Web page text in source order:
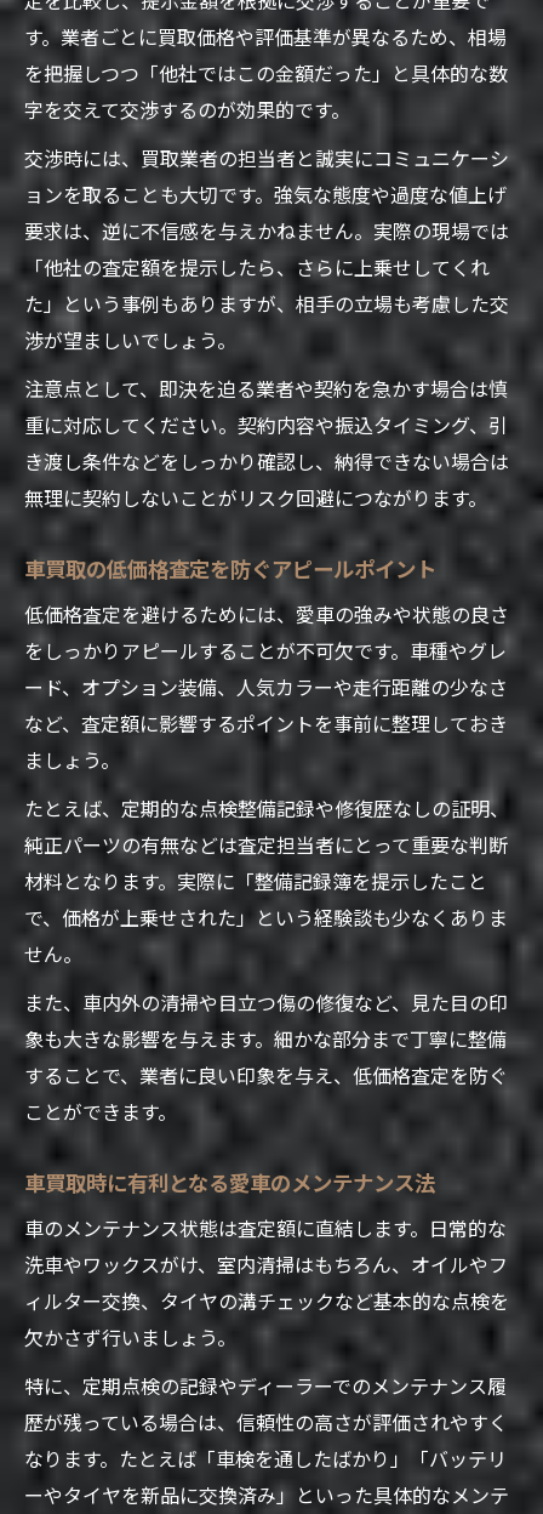
す。業者ごとに買取価格や評価基準が異なるため、相場
を把握しつつ「他社ではこの金額だった」と具体的な数
字を交えて交渉するのが効果的です。
交渉時には、買取業者の担当者と誠実にコミュニケーシ
ョンを取ることも大切です。強気な態度や過度な値上げ
要求は、逆に不信感を与えかねません。実際の現場では
「他社の査定額を提示したら、さらに上乗せしてくれ
た」という事例もありますが、相手の立場も考慮した交
渉が望ましいでしょう。
注意点として、即決を迫る業者や契約を急かす場合は慎
重に対応してください。契約内容や振込タイミング、引
き渡し条件などをしっかり確認し、納得できない場合は
無理に契約しないことがリスク回避につながります。
車買取の低価格査定を防ぐアピールポイント
低価格査定を避けるためには、愛車の強みや状態の良さ
をしっかりアピールすることが不可欠です。車種やグレ
ード、オプション装備、人気カラーや走行距離の少なさ
など、査定額に影響するポイントを事前に整理しておき
ましょう。
たとえば、定期的な点検整備記録や修復歴なしの証明、
純正パーツの有無などは査定担当者にとって重要な判断
材料となります。実際に「整備記録簿を提示したこと
で、価格が上乗せされた」という経験談も少なくありま
せん。
また、車内外の清掃や目立つ傷の修復など、見た目の印
象も大きな影響を与えます。細かな部分まで丁寧に整備
することで、業者に良い印象を与え、低価格査定を防ぐ
ことができます。
車買取時に有利となる愛車のメンテナンス法
車のメンテナンス状態は査定額に直結します。日常的な
洗車やワックスがけ、室内清掃はもちろん、オイルやフ
ィルター交換、タイヤの溝チェックなど基本的な点検を
欠かさず行いましょう。
特に、定期点検の記録やディーラーでのメンテナンス履
歴が残っている場合は、信頼性の高さが評価されやすく
なります。たとえば「車検を通したばかり」「バッテリ
ーやタイヤを新品に交換済み」といった具体的なメンテ